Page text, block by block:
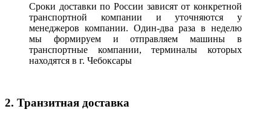
Сроки доставки по России зависят от конкретной
транспортной компании и уточняются у
менеджеров компании. Один-два раза в неделю
мы формируем и отправляем машины в
транспортные компании, терминалы которых
находятся в г. Чебоксары
2. Транзитная доставка